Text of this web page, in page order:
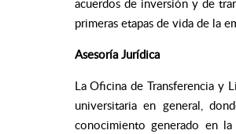
acuerdos de inversión y de
primeras etapas de vida de la
Asesoría Jurídica
La Oficina de Transferencia y
universitaria en general,
conocimiento generado en